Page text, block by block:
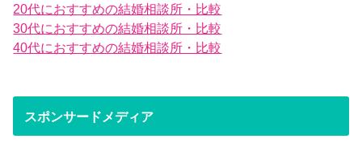
20代におすすめの結婚相談所・比較
30代におすすめの結婚相談所・比較
40代におすすめの結婚相談所・比較
スポンサードメディア